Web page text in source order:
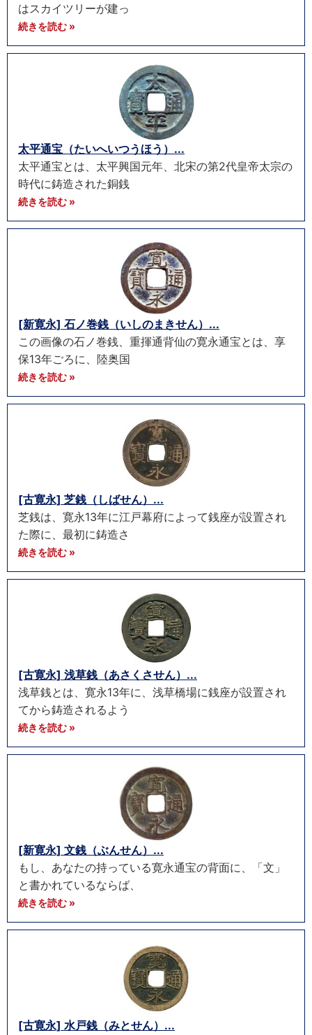
はスカイツリーが建っ
続きを読む »
太平通宝（たいへいつうほう）...
太平通宝とは、太平興国元年、北宋の第2代皇帝太宗の
時代に鋳造された銅銭
続きを読む »
[新寛永] 石ノ巻銭（いしのまきせん）...
この画像の石ノ巻銭、重揮通背仙の寛永通宝とは、享
保13年ごろに、陸奥国
続きを読む »
[古寛永] 芝銭（しばせん）...
芝銭は、寛永13年に江戸幕府によって銭座が設置され
た際に、最初に鋳造さ
続きを読む »
[古寛永] 浅草銭（あさくさせん）...
浅草銭とは、寛永13年に、浅草橋場に銭座が設置され
てから鋳造されるよう
続きを読む »
[新寛永] 文銭（ぶんせん）...
もし、あなたの持っている寛永通宝の背面に、「文」
と書かれているならば、
続きを読む »
[古寛永] 水戸銭（みとせん）...